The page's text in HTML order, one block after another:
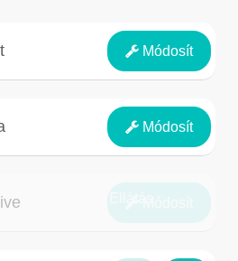
Módosít
Repülőtér
Módosít
Éjszakák